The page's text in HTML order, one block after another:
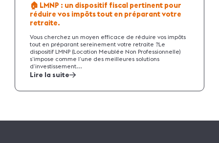
🏠 LMNP : un dispositif fiscal pertinent pour
réduire vos impôts tout en préparant votre
retraite.
Vous cherchez un moyen efficace de réduire vos impôts
tout en préparant sereinement votre retraite ?Le
dispositif LMNP (Location Meublée Non Professionnelle)
s’impose comme l’une des meilleures solutions
d’investissement...
Lire la suite